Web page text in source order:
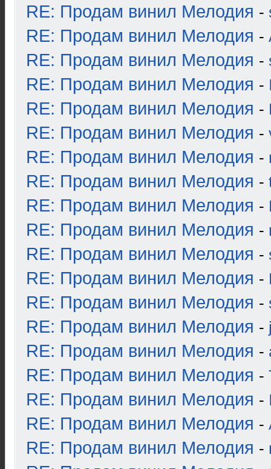
RE: Продам винил Мелодия -
RE: Продам винил Мелодия -
RE: Продам винил Мелодия -
RE: Продам винил Мелодия -
RE: Продам винил Мелодия -
RE: Продам винил Мелодия -
RE: Продам винил Мелодия -
RE: Продам винил Мелодия -
RE: Продам винил Мелодия -
RE: Продам винил Мелодия -
RE: Продам винил Мелодия -
RE: Продам винил Мелодия -
RE: Продам винил Мелодия -
RE: Продам винил Мелодия -
RE: Продам винил Мелодия -
RE: Продам винил Мелодия -
RE: Продам винил Мелодия -
RE: Продам винил Мелодия -
RE: Продам винил Мелодия -